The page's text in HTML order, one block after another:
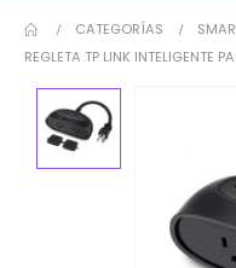
CATEGORÍAS
REGLETA TP LINK INTELIGENTE